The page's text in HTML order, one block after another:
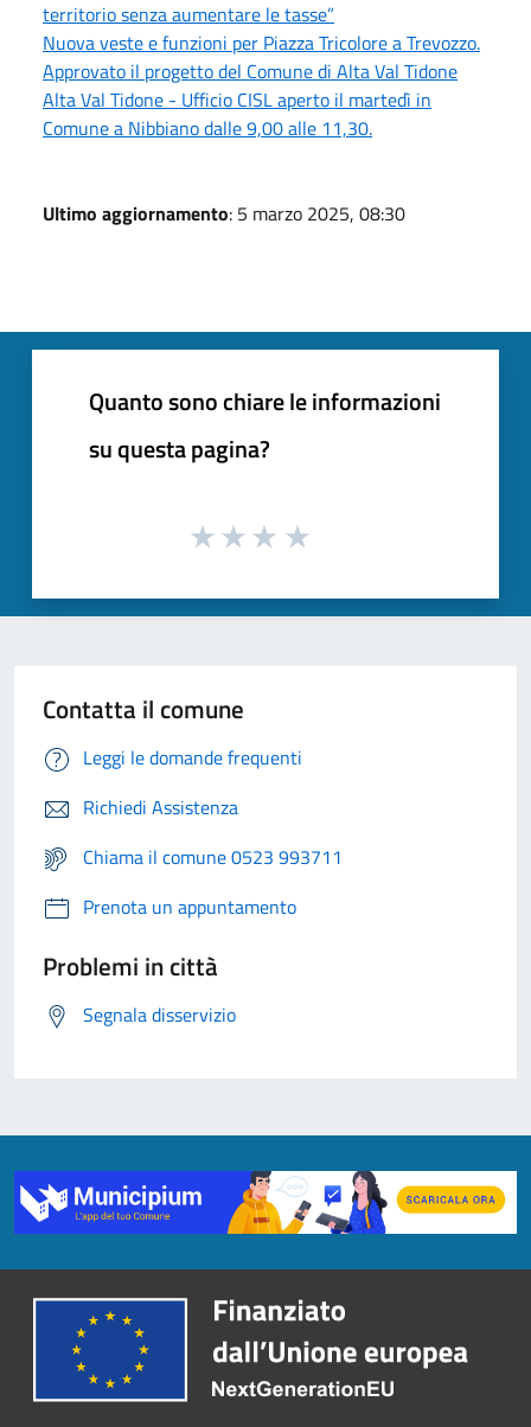
territorio senza aumentare le tasse”
Nuova veste e funzioni per Piazza Tricolore a Trevozzo.
Approvato il progetto del Comune di Alta Val Tidone
Alta Val Tidone - Ufficio CISL aperto il martedì in
Comune a Nibbiano dalle 9,00 alle 11,30.
Ultimo aggiornamento: 5 marzo 2025, 08:30
Quanto sono chiare le informazioni
su questa pagina?
Contatta il comune
Leggi le domande frequenti
Richiedi Assistenza
Chiama il comune 0523 993711
Prenota un appuntamento
Problemi in città
Segnala disservizio